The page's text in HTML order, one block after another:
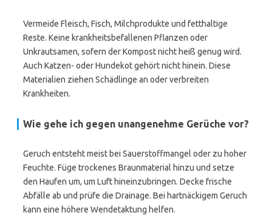
Vermeide Fleisch, Fisch, Milchprodukte und fetthaltige
Reste. Keine krankheitsbefallenen Pflanzen oder
Unkrautsamen, sofern der Kompost nicht heiß genug wird.
Auch Katzen- oder Hundekot gehört nicht hinein. Diese
Materialien ziehen Schädlinge an oder verbreiten
Krankheiten.
Wie gehe ich gegen unangenehme Gerüche vor?
Geruch entsteht meist bei Sauerstoffmangel oder zu hoher
Feuchte. Füge trockenes Braunmaterial hinzu und setze
den Haufen um, um Luft hineinzubringen. Decke frische
Abfälle ab und prüfe die Drainage. Bei hartnäckigem Geruch
kann eine höhere Wendetaktung helfen.